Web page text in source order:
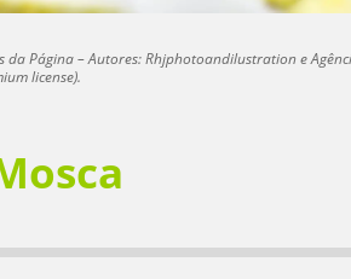
da Página – Autores: Rhjphotoandilustration e
license).